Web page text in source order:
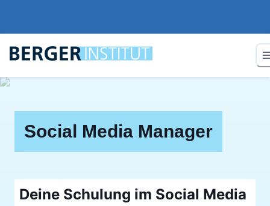
Social Media Manager
Deine Schulung im Social Media